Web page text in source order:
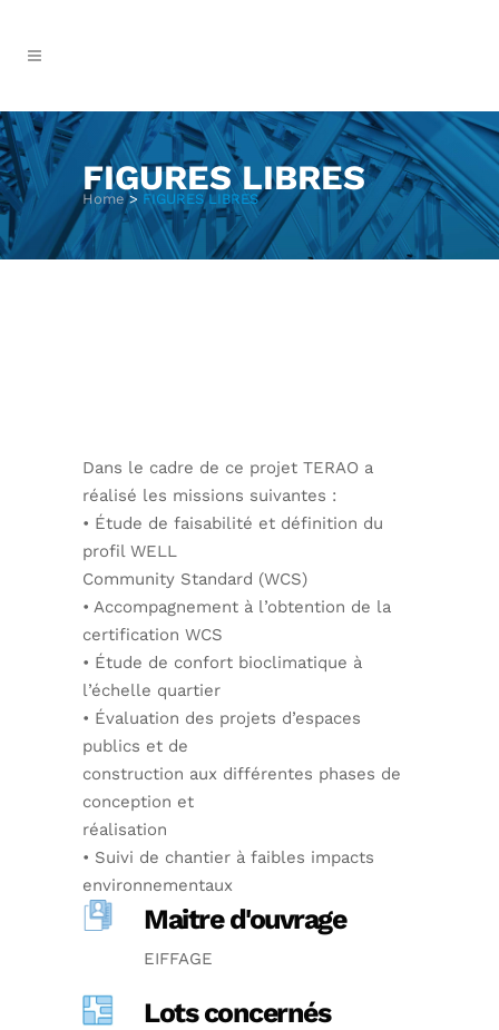
FIGURES LIBRES
Home> FIGURES LIBRES
Dans le cadre de ce projet TERAO a
réalisé les missions suivantes :
• Étude de faisabilité et définition du
profil WELL
Community Standard (WCS)
• Accompagnement à l’obtention de la
certification WCS
• Étude de confort bioclimatique à
l’échelle quartier
• Évaluation des projets d’espaces
publics et de
construction aux différentes phases de
conception et
réalisation
• Suivi de chantier à faibles impacts
environnementaux
Maitre d'ouvrage
EIFFAGE
Lots concernés